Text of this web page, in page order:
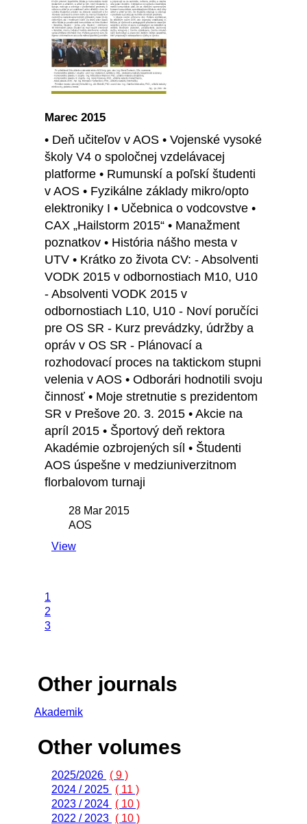
Marec 2015
• Deň učiteľov v AOS • Vojenské vysoké
školy V4 o spoločnej vzdelávacej
platforme • Rumunskí a poľskí študenti
v AOS • Fyzikálne základy mikro/opto
elektroniky I • Učebnica o vodcovstve •
CAX „Hailstorm 2015“ • Manažment
poznatkov • História nášho mesta v
UTV • Krátko zo života CV: - Absolventi
VODK 2015 v odbornostiach M10, U10
- Absolventi VODK 2015 v
odbornostiach L10, U10 - Noví poručíci
pre OS SR - Kurz prevádzky, údržby a
opráv v OS SR - Plánovací a
rozhodovací proces na taktickom stupni
velenia v AOS • Odborári hodnotili svoju
činnosť • Moje stretnutie s prezidentom
SR v Prešove 20. 3. 2015 • Akcie na
apríl 2015 • Športový deň rektora
Akadémie ozbrojených síl • Študenti
AOS úspešne v medziuniverzitnom
florbalovom turnaji
28 Mar 2015
AOS
View
1
2
3
Other journals
Akademik
Other volumes
2025/2026 ( 9 )
2024 / 2025 ( 11 )
2023 / 2024 ( 10 )
2022 / 2023 ( 10 )